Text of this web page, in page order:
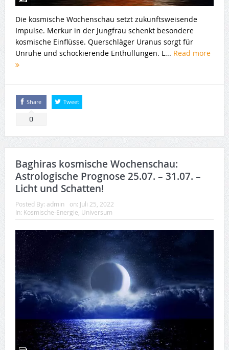
Die kosmische Wochenschau setzt zukunftsweisende
Impulse. Merkur in der Jungfrau schenkt besondere
kosmische Einflüsse. Querschläger Uranus sorgt für
Unruhe und schockierende Enthüllungen. L... Read more
Share
0
Tweet
Baghiras kosmische Wochenschau:
Astrologische Prognose 25.07. – 31.07. –
Licht und Schatten!
Posted By: admin on: Juli 25, 2022
In: Kosmische-Energie Universum